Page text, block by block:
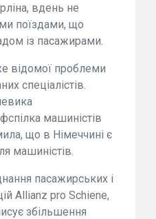
вдень не
поїздами, що
із пасажирами.
відомої проблеми
спеціалістів.
машиністів
що в Німеччині є
машиністів.
пасажирських і
Allianz pro Schiene,
збільшення